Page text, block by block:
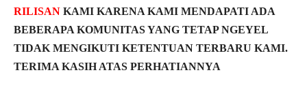
RILISAN KAMI KARENA KAMI MENDAPATI ADA
BEBERAPA KOMUNITAS YANG TETAP NGEYEL
TIDAK MENGIKUTI KETENTUAN TERBARU KAMI.
TERIMA KASIH ATAS PERHATIANNYA